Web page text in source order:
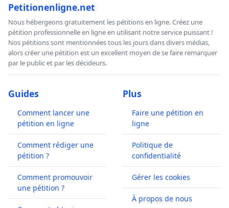
Petitionenligne.net
Nous hébergeons gratuitement les pétitions en ligne. Créez une
pétition professionnelle en ligne en utilisant notre service puissant !
Nos pétitions sont mentionnées tous les jours dans divers médias,
alors créer une pétition est un excellent moyen de se faire remarquer
par le public et par les décideurs.
Guides
Comment lancer une
pétition en ligne
Comment rédiger une
pétition ?
Comment promouvoir
une pétition ?
Plus
Faire une pétition en
ligne
Politique de
confidentialité
Gérer les cookies
À propos de nous